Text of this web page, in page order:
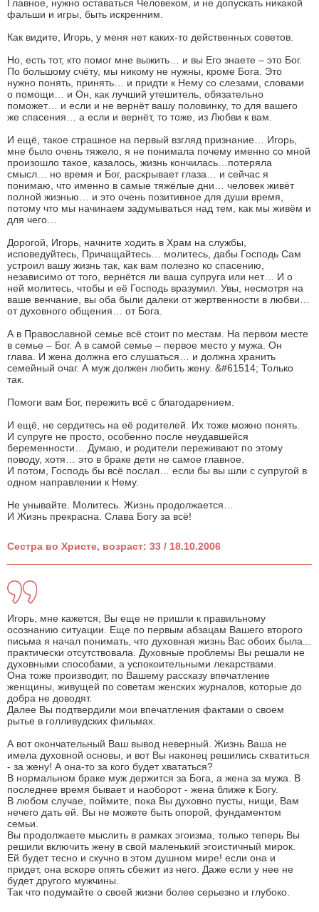
Главное, нужно оставаться Человеком, и не допускать никакой
фальши и игры, быть искренним.
Как видите, Игорь, у меня нет каких-то действенных советов.
Но, есть тот, кто помог мне выжить… и вы Его знаете – это Бог.
По большому счёту, мы никому не нужны, кроме Бога. Это
нужно понять, принять… и придти к Нему со слезами, словами
о помощи… и Он, как лучший утешитель, обязательно
поможет… и если и не вернёт вашу половинку, то для вашего
же спасения… а если и вернёт, то тоже, из Любви к вам.
И ещё, такое страшное на первый взгляд признание… Игорь,
мне было очень тяжело, я не понимала почему именно со мной
произошло такое, казалось, жизнь кончилась…потеряла
смысл… но время и Бог, раскрывает глаза… и сейчас я
понимаю, что именно в самые тяжёлые дни… человек живёт
полной жизнью… и это очень позитивное для души время,
потому что мы начинаем задумываться над тем, как мы живём и
для чего…
Дорогой, Игорь, начните ходить в Храм на службы,
исповедуйтесь, Причащайтесь… молитесь, дабы Господь Сам
устроил вашу жизнь так, как вам полезно ко спасению,
независимо от того, вернётся ли ваша супруга или нет… И о
ней молитесь, чтобы и её Господь вразумил. Увы, несмотря на
ваше венчание, вы оба были далеки от жертвенности в любви…
от духовного общения… от Бога.
А в Православной семье всё стоит по местам. На первом месте
в семье – Бог. А в самой семье – первое место у мужа. Он
глава. И жена должна его слушаться… и должна хранить
семейный очаг. А муж должен любить жену. &#61514; Только
так.
Помоги вам Бог, пережить всё с благодарением.
И ещё, не сердитесь на её родителей. Их тоже можно понять.
И супруге не просто, особенно после неудавшейся
беременности… Думаю, и родители переживают по этому
поводу, хотя… это в браке дети не самое главное.
И потом, Господь бы всё послал… если бы вы шли с супругой в
одном направлении к Нему.
Не унывайте. Молитесь. Жизнь продолжается…
И Жизнь прекрасна. Слава Богу за всё!
Сестра во Христе, возраст: 33 / 18.10.2006
Игорь, мне кажется, Вы еще не пришли к правильному
осознанию ситуации. Еще по первым абзацам Вашего второго
письма я начал понимать, что духовная жизнь Вас обоих была...
практически отсутствовала. Духовные проблемы Вы решали не
духовными способами, а успокоительными лекарствами.
Она тоже производит, по Вашему рассказу впечатление
женщины, живущей по советам женских журналов, которые до
добра не доводят.
Далее Вы подтвердили мои впечатления фактами о своем
рытье в голливудских фильмах.
А вот окончательный Ваш вывод неверный. Жизнь Ваша не
имела духовной основы, и вот Вы наконец решились схватиться
- за жену! А она-то за кого будет хвататься?
В нормальном браке муж держится за Бога, а жена за мужа. В
последнее время бывает и наоборот - жена ближе к Богу.
В любом случае, поймите, пока Вы духовно пусты, нищи, Вам
нечего дать ей. Вы не можете быть опорой, фундаментом
семьи.
Вы продолжаете мыслить в рамках эгоизма, только теперь Вы
решили включить жену в свой маленький эгоистичный мирок.
Ей будет тесно и скучно в этом душном мире! если она и
придет, она вскоре опять сбежит из него. Даже если у нее не
будет другого мужчины.
Так что подумайте о своей жизни более серьезно и глубоко.